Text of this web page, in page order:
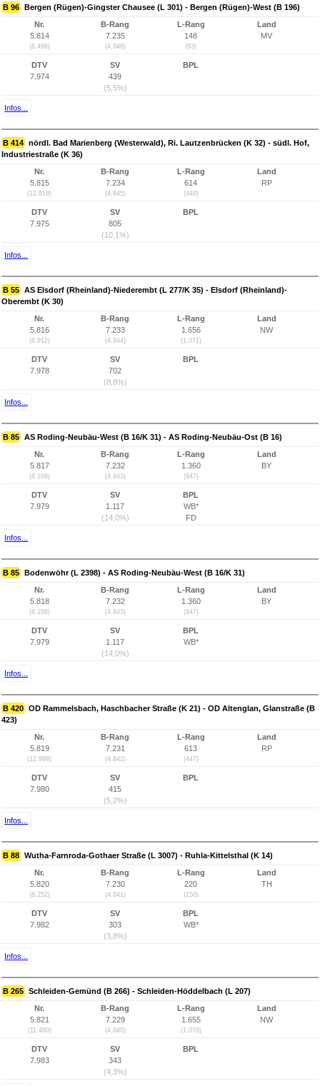
B 96 Bergen (Rügen)-Gingster Chausee (L 301) - Bergen (Rügen)-West (B 196)
Nr.
5.814
(8.496)
B-Rang
7.235
(4.846)
L-Rang
148
(83)
Land
MV
DTV
7.974
SV
439
(5,5%)
BPL
Infos...
B 414 nördl. Bad Marienberg (Westerwald), Ri. Lautzenbrücken (K 32) - südl. Hof,
Industriestraße (K 36)
Nr.
5.815
(12.919)
B-Rang
7.234
(4.845)
L-Rang
614
(448)
Land
RP
DTV
7.975
SV
805
(10,1%)
BPL
Infos...
B 55 AS Elsdorf (Rheinland)-Niederembt (L 277/K 35) - Elsdorf (Rheinland)-
Oberembt (K 30)
Nr.
5.816
(6.912)
B-Rang
7.233
(4.844)
L-Rang
1.656
(1.071)
Land
NW
DTV
7.978
SV
702
(8,8%)
BPL
Infos...
B 85 AS Roding-Neubäu-West (B 16/K 31) - AS Roding-Neubäu-Ost (B 16)
Nr.
5.817
(8.109)
B-Rang
7.232
(4.843)
L-Rang
1.360
(947)
Land
BY
DTV
7.979
SV
1.117
(14,0%)
BPL
WB*
FD
Infos...
B 85 Bodenwöhr (L 2398) - AS Roding-Neubäu-West (B 16/K 31)
Nr.
5.818
(8.108)
B-Rang
7.232
(4.843)
L-Rang
1.360
(947)
Land
BY
DTV
7.979
SV
1.117
(14,0%)
BPL
WB*
Infos...
B 420 OD Rammelsbach, Haschbacher Straße (K 21) - OD Altenglan, Glanstraße (B
423)
Nr.
5.819
(12.998)
B-Rang
7.231
(4.842)
L-Rang
613
(447)
Land
RP
DTV
7.980
SV
415
(5,2%)
BPL
Infos...
B 88 Wutha-Farnroda-Gothaer Straße (L 3007) - Ruhla-Kittelsthal (K 14)
Nr.
5.820
(8.252)
B-Rang
7.230
(4.841)
L-Rang
220
(150)
Land
TH
DTV
7.982
SV
303
(3,8%)
BPL
WB*
Infos...
B 265 Schleiden-Gemünd (B 266) - Schleiden-Höddelbach (L 207)
Nr.
5.821
(11.480)
B-Rang
7.229
(4.840)
L-Rang
1.655
(1.070)
Land
NW
DTV
7.983
SV
343
(4,3%)
BPL